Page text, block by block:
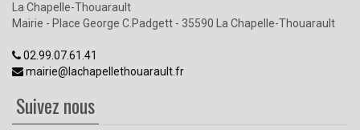
La Chapelle-Thouarault
Mairie - Place George C.Padgett - 35590 La Chapelle-Thouarault
02.99.07.61.41
mairie@lachapellethouarault.fr
Suivez nous